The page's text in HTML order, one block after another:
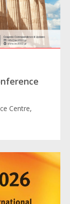
Centre,